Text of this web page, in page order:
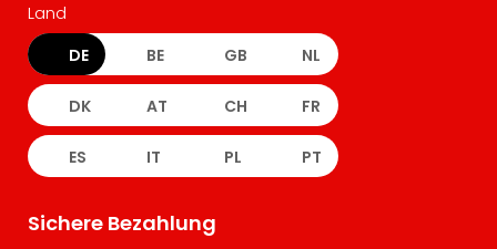
Land
DE BE GB NL
DK AT CH FR
ES IT PL PT
Sichere Bezahlung